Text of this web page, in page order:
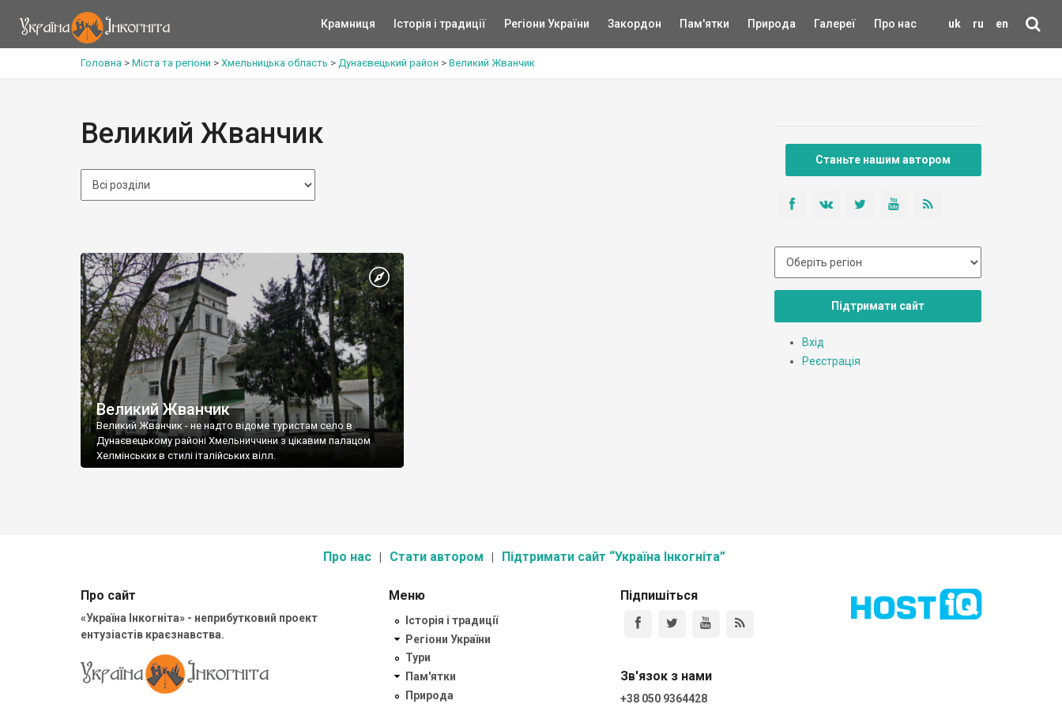
uk ru en
Крамниця Історія і традиції Регіони України Закордон Пам'ятки Природа Галереї Про нас
Головна > Міста та регіони > Хмельницька область > Дунаєвецький район > Великий Жванчик
Великий Жванчик
Великий Жванчик
Великий Жванчик - не надто відоме туристам село в
Дунаєвецькому районі Хмельниччини з цікавим палацом
Хелмінських в стилі італійських вілл.
Станьте нашим автором
Підтримати сайт
Вхід
Реєстрація
Про нас Стати автором Підтримати сайт “Україна Інкогніта”
Про сайт
«Україна Інкогніта» - неприбутковий проект
ентузіастів краєзнавства.
Меню
Історія і традиції
Регіони України
Тури
Пам'ятки
Природа
Підпишіться
Зв'язок з нами
+38 050 9364428